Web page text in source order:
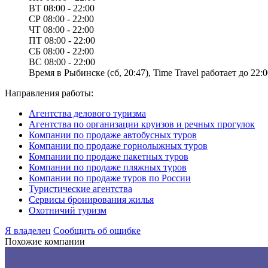
ВТ 08:00 - 22:00
СР 08:00 - 22:00
ЧТ 08:00 - 22:00
ПТ 08:00 - 22:00
СБ 08:00 - 22:00
ВС 08:00 - 22:00
Время в Рыбинске (сб, 20:47), Time Travel работает до
Направления работы:
Агентства делового туризма
Агентства по организации круизов и речных прогулок
Компании по продаже автобусных туров
Компании по продаже горнолыжных туров
Компании по продаже пакетных туров
Компании по продаже пляжных туров
Компании по продаже туров по России
Туристические агентства
Сервисы бронирования жилья
Охотничий туризм
Я владелец Сообщить об ошибке
Похожие компании